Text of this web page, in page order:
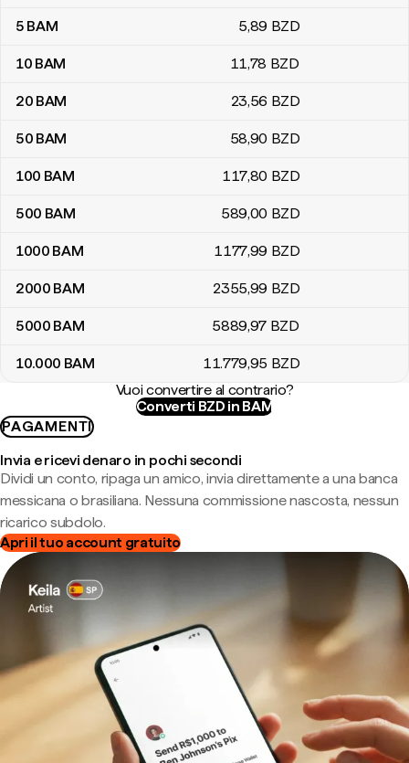
5 BAM 5,89 BZD
10 BAM 11,78 BZD
20 BAM 23,56 BZD
50 BAM 58,90 BZD
100 BAM 117,80 BZD
500 BAM 589,00 BZD
1000 BAM 1177,99 BZD
2000 BAM 2355,99 BZD
5000 BAM 5889,97 BZD
10.000 BAM 11.779,95 BZD
Vuoi convertire al contrario?
Converti BZD in BAM
PAGAMENTI
Invia e ricevi denaro in pochi secondi
Dividi un conto, ripaga un amico, invia direttamente a una banca
messicana o brasiliana. Nessuna commissione nascosta, nessun
ricarico subdolo.
Apri il tuo account gratuito